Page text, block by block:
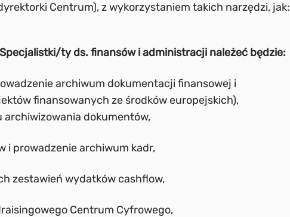
Centrum), z wykorzystaniem takich narzędzi, jak:
ty ds. finansów i administracji należeć będzie:
archiwum dokumentacji finansowej i
finansowanych ze środków europejskich),
archiwizowania dokumentów,
i prowadzenie archiwum kadr,
zestawień wydatków cashflow,
Centrum Cyfrowego,